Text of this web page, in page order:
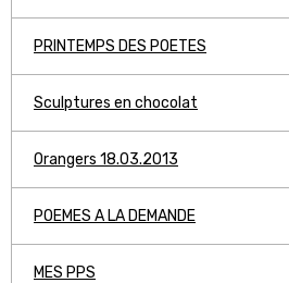
PRINTEMPS DES POETES
Sculptures en chocolat
Orangers 18.03.2013
POEMES A LA DEMANDE
MES PPS